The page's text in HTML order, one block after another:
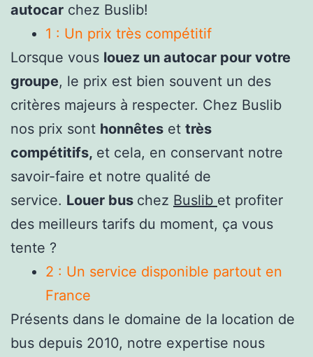
autocar chez Buslib!
1 : Un prix très compétitif
Lorsque vous louez un autocar pour votre
groupe, le prix est bien souvent un des
critères majeurs à respecter. Chez Buslib
nos prix sont honnêtes et très
compétitifs, et cela, en conservant notre
savoir-faire et notre qualité de
service. Louer bus chez Buslib et profiter
des meilleurs tarifs du moment, ça vous
tente ?
2 : Un service disponible partout en
France
Présents dans le domaine de la location de
bus depuis 2010, notre expertise nous